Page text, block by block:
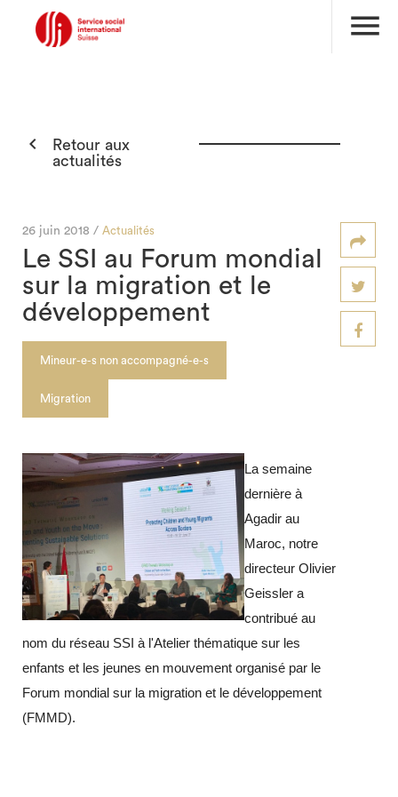
menu
search

Retour aux
actualités
26 juin 2018 / Actualités
Le SSI au Forum mondial
sur la migration et le
développement
Mineur-e-s non accompagné-e-s
Migration
La semaine
dernière à
Agadir au
Maroc, notre
directeur Olivier
Geissler a
contribué au
nom du réseau SSI à l'Atelier thématique sur les
enfants et les jeunes en mouvement organisé par le
Forum mondial sur la migration et le développement
(FMMD).